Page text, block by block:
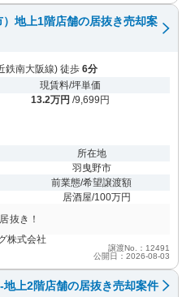
地上1階店舗の居抜き売却案
鉄南大阪線) 徒歩 6分
現賃料/坪単価
13.2万円 /9,699円
所在地
羽曳野市
前業態/希望譲渡額
居酒屋/100万円
抜き！
株式会社
譲渡No.：12491
公開日：2026-08-03
上2階店舗の居抜き売却案件